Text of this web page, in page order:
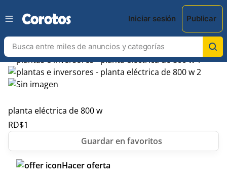
Iniciar sesión Publicar
planta eléctrica de 800 w
RD$1
Hacer oferta